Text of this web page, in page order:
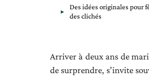
Des idées originales pour
des clichés
Arriver à deux ans de
de surprendre, s’invite